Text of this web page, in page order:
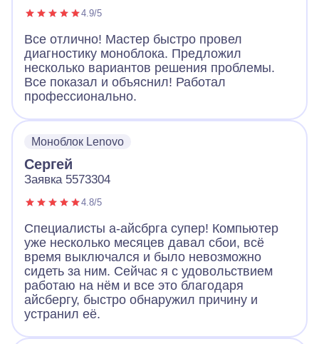
4.9/5
Все отлично! Мастер быстро провел
диагностику моноблока. Предложил
несколько вариантов решения проблемы.
Все показал и объяснил! Работал
профессионально.
Моноблок Lenovo
Сергей
Заявка 5573304
4.8/5
Специалисты а-айсбрга супер! Компьютер
уже несколько месяцев давал сбои, всё
время выключался и было невозможно
сидеть за ним. Сейчас я с удовольствием
работаю на нём и все это благодаря
айсбергу, быстро обнаружил причину и
устранил её.